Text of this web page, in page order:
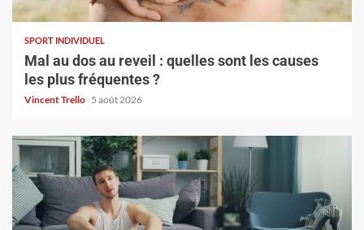
SPORT INDIVIDUEL
Mal au dos au reveil : quelles sont les causes
les plus fréquentes ?
Vincent Trello 5 août 2026